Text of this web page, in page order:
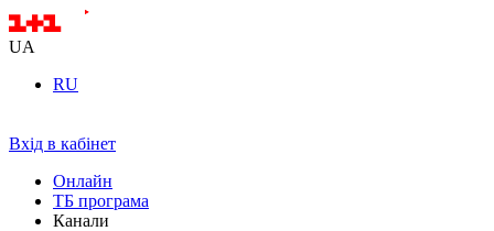
UA
RU
Вхід в кабінет
Онлайн
ТБ програма
Канали